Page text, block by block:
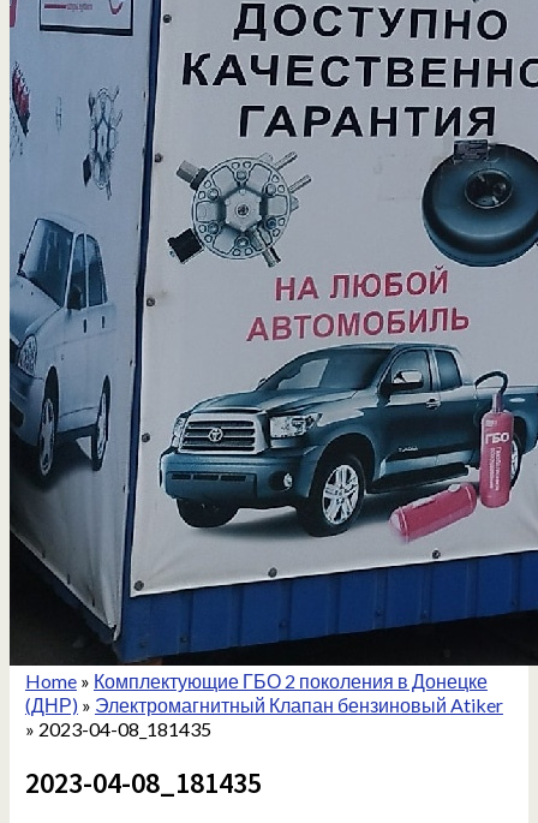
Home» Комплектующие ГБО 2 поколения в Донецке
(ДНР)» Электромагнитный Клапан бензиновый Atiker
» 2023-04-08_181435
2023-04-08_181435